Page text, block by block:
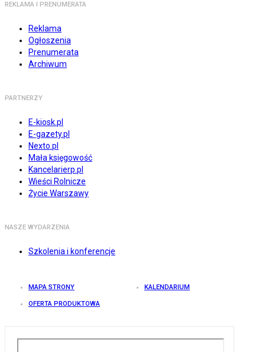
REKLAMA I PRENUMERATA
Reklama
Ogłoszenia
Prenumerata
Archiwum
PARTNERZY
E-kiosk.pl
E-gazety.pl
Nexto.pl
Mała księgowość
Kancelarierp.pl
Wieści Rolnicze
Życie Warszawy
NASZE WYDARZENIA
Szkolenia i konferencje
MAPA STRONY KALENDARIUM
OFERTA PRODUKTOWA